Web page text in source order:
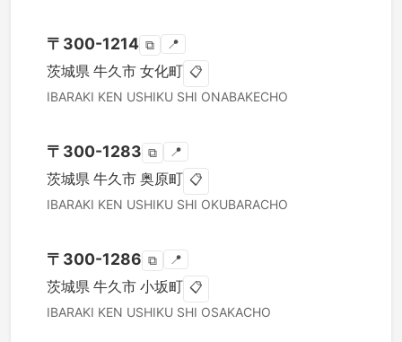
〒 300-1214 ⧉ 📍
茨城県 牛久市 女化町 📋
IBARAKI KEN USHIKU SHI ONABAKECHO
〒 300-1283 ⧉ 📍
茨城県 牛久市 奥原町 📋
IBARAKI KEN USHIKU SHI OKUBARACHO
〒 300-1286 ⧉ 📍
茨城県 牛久市 小坂町 📋
IBARAKI KEN USHIKU SHI OSAKACHO